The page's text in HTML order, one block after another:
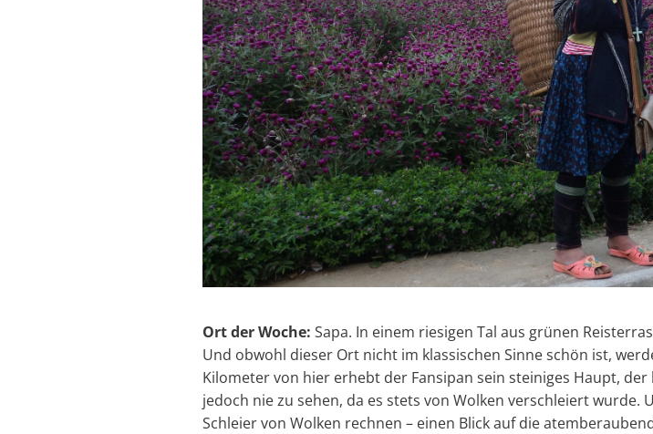
Ort der Woche: Sapa. In einem riesigen Tal aus grünen
Und obwohl dieser Ort nicht im klassischen Sinne schön ist,
Kilometer von hier erhebt der Fansipan sein steiniges Haupt,
jedoch nie zu sehen, da es stets von Wolken verschleiert wurde.
Schleier von Wolken rechnen – einen Blick auf die